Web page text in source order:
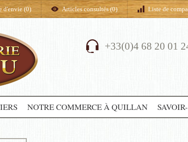
d'envie (0) Articles consultés(0) Liste de
+33(0)4 68 20 01
NOTRE COMMERCE À QUILLAN